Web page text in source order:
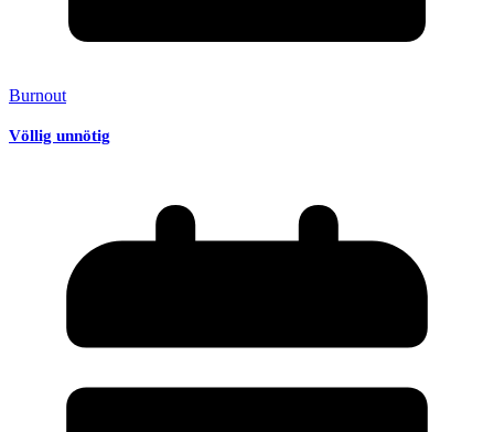
Burnout
Völlig unnötig